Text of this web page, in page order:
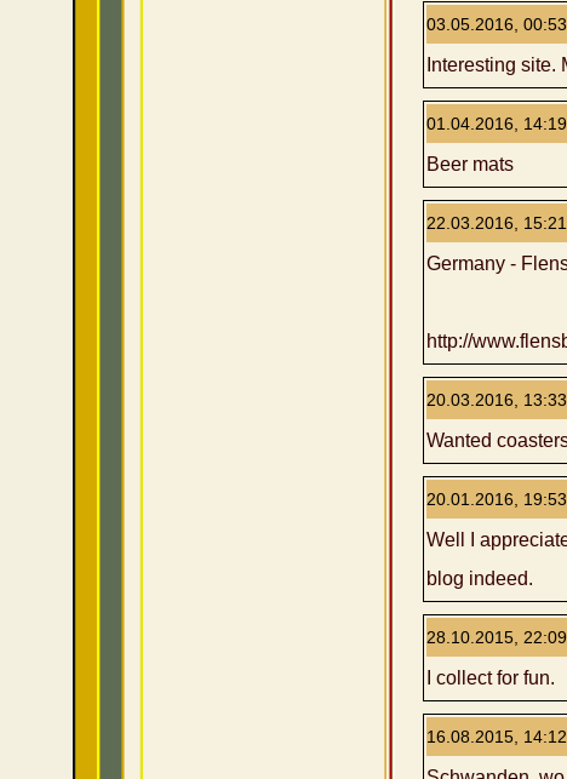
03.05.2016,
Interesting site.
01.04.2016,
Beer mats
22.03.2016,
Germany -
http://
20.03.2016,
Wanted
20.01.2016,
Well I
blog indeed.
28.10.2015,
I collect for fun.
16.08.2015,